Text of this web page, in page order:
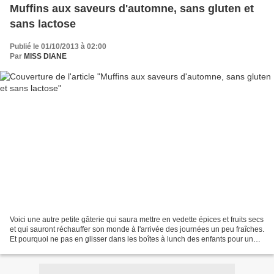
Muffins aux saveurs d'automne, sans gluten et
sans lactose
Publié le 01/10/2013 à 02:00
Par MISS DIANE
Voici une autre petite gâterie qui saura mettre en vedette épices et fruits secs
et qui sauront réchauffer son monde à l'arrivée des journées un peu fraîches.
Et pourquoi ne pas en glisser dans les boîtes à lunch des enfants pour une